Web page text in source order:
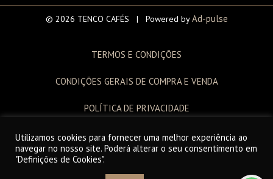
© 2026 TENCO CAFÉS | Powered byAd-pulse
TERMOS E CONDIÇÕES
CONDIÇÕES GERAIS DE COMPRA E VENDA
POLÍTICA DE PRIVACIDADE
LIVRO DE RECLAMAÇÕES
Utilizamos cookies para fornecer uma melhor experiência ao
navegar no nosso site. Poderá alterar o seu consentimento em
"Definições de Cookies".